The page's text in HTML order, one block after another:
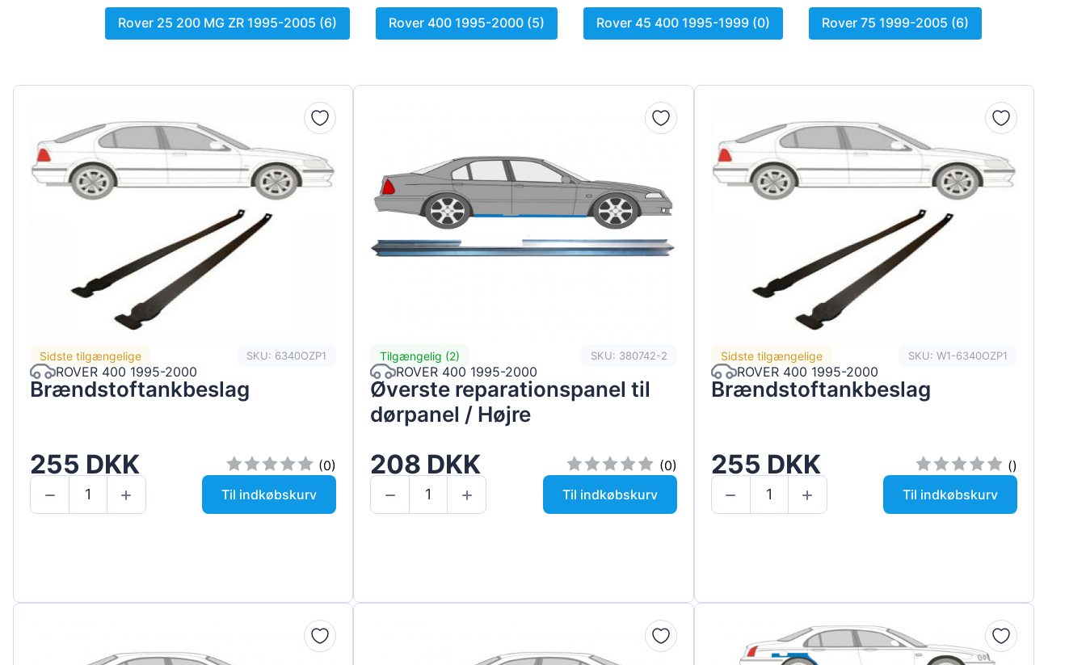
Peugeot
Seat
Skoda
Suzuki
Tesla
Rover 25 200 MG ZR 1995-2005 (6) Rover 400 1995-2000 (5) Rover 45 400 1995-1999 (0) Rover 75 1999-2005 (6)
Sidste tilgængelige SKU: 6340OZP1
ROVER 400 1995-2000
Brændstoftankbeslag
255 DKK
(0)
Til indkøbskurv
Tilgængelig (2) SKU: 380742-2
ROVER 400 1995-2000
Øverste reparationspanel til
dørpanel / Højre
208 DKK
(0)
Til indkøbskurv
Sidste tilgængelige SKU: W1-6340OZP1
ROVER 400 1995-2000
Brændstoftankbeslag
255 DKK
()
Til indkøbskurv